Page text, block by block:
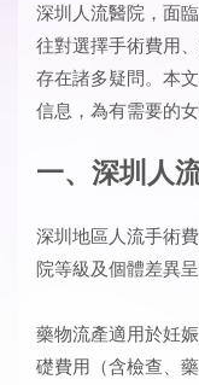
深圳人流醫院 ，面
往對選擇手術費用
存在諸多疑問。本
信息，為有需要的女
一、深圳人
深圳地區人流手術
院等級及個體差異呈
藥物流產適用於妊
礎費用（含檢查、